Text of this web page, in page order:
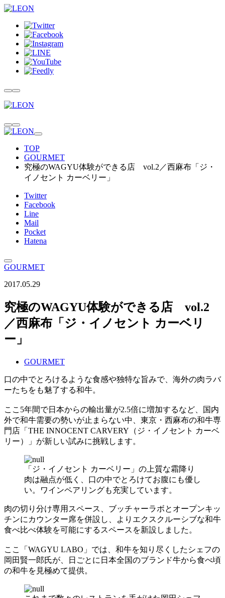
TOP
GOURMET
究極のWAGYU体験ができる店 vol.2／西麻布「ジ・
イノセント カーベリー」
Twitter
Facebook
Line
Mail
Pocket
Hatena
GOURMET
2017.05.29
究極のWAGYU体験ができる店 vol.2
／西麻布「ジ・イノセント カーベリ
ー」
GOURMET
口の中でとろけるような食感や独特な旨みで、海外の肉ラバ
ーたちをも魅了する和牛。
ここ5年間で日本からの輸出量が2.5倍に増加するなど、国内
外で和牛需要の勢いが止まらない中、東京・西麻布の和牛専
門店「THE INNOCENT CARVERY（ジ・イノセント カーベ
リー）」が新しい試みに挑戦します。
「ジ・イノセント カーベリー」の上質な霜降り
肉は融点が低く、口の中でとろけてお腹にも優し
い。ワインペアリングも充実しています。
肉の切り分け専用スペース、ブッチャーラボとオープンキッ
チンにカウンター席を併設し、よりエクスクルーシブな和牛
食べ比べ体験を可能にするスペースを新設しました。
ここ「WAGYU LABO」では、和牛を知り尽くしたシェフの
岡田賢一郎氏が、日ごとに日本全国のブランド牛から食べ頃
の和牛を見極めて提供。